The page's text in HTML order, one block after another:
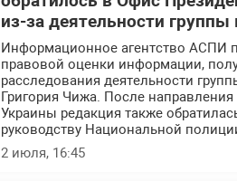
из-за деятельности
Информационное агентство АСПИ
правовой оценки информации,
расследования деятельности
Григория Чижа. После
Украины редакция также
руководству Национальной
2 июля, 16:45